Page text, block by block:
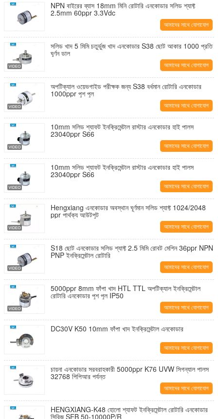
NPN বাইরের ব্যাস 18mm মিনি রোটারি এনকোডার সলিড শ্যাফ্ট
2.5mm 60ppr 3.3Vdc
আমাদের সাথে যোগাযোগ
করুন
সলিড খাদ 5 মিমি চতুর্ভুজ খাদ এনকোডার S38 ছোট আকার 1000 প্রতি
ঘূর্ণন ডাল
আমাদের সাথে যোগাযোগ
করুন
অপটিক্যাল ওয়েভগাইড পরীক্ষক জন্য S38 বর্ধমান রোটারি এনকোডার
1000ppr পুশ পুল
আমাদের সাথে যোগাযোগ
করুন
10mm সলিড শ্যাফট ইনক্রিমেন্টাল রাস্টার এনকোডার হাই পালস
23040ppr S66
আমাদের সাথে যোগাযোগ
করুন
10mm সলিড শ্যাফট ইনক্রিমেন্টাল রাস্টার এনকোডার হাই পালস
23040ppr S66
আমাদের সাথে যোগাযোগ
করুন
Hengxiang এনকোডার অবস্থান ঘূর্ণমান সলিড শ্যাফ্ট 1024/2048
ppr পার্থক্য আউটপুট
আমাদের সাথে যোগাযোগ
করুন
S18 ছোট এনকোডার সলিড শ্যাফ্ট 2.5 মিমি রোবট মেশিন 36ppr NPN
PNP ইনক্রিমেন্টাল রোটারি
আমাদের সাথে যোগাযোগ
করুন
5000ppr 8mm ফাঁপা খাদ HTL TTL অপটিক্যাল ইনক্রিমেন্টাল
রোটারি এনকোডার পুশ পুল IP50
আমাদের সাথে যোগাযোগ
করুন
DC30V K50 10mm ফাঁপা খাদ ইনক্রিমেন্টাল এনকোডার
আমাদের সাথে যোগাযোগ
করুন
চায়না এনকোডার সরবরাহকারী 5000ppr K76 UVW সিগন্যাল পালস
32768 পিপিআর পর্যন্ত
আমাদের সাথে যোগাযোগ
করুন
HENGXIANG-K48 হোলো শ্যাফট ইনক্রিমেন্টাল রোটারি এনকোডার
সিরিজ SEB 50-10000P/R